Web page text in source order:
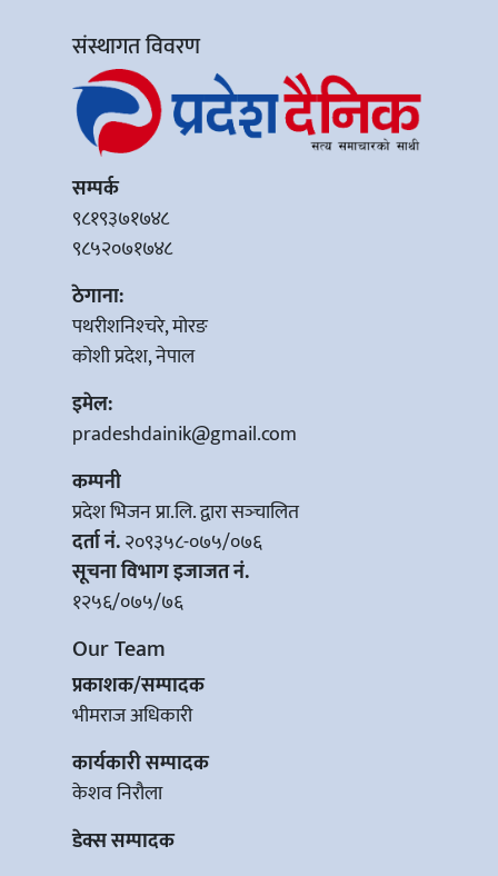
संस्थागत विवरण
सम्पर्क
९८१९३७१७४८
९८५२०७१७४८
ठेगाना:
पथरीशनिश्‍चरे, मोरङ
कोशी प्रदेश, नेपाल
इमेल:
pradeshdainik@gmail.com
कम्पनी
प्रदेश भिजन प्रा.लि. द्वारा सञ्‍चालित
दर्ता नं.२०९३५८-०७५/०७६
सूचना विभाग इजाजत नं.
१२५६/०७५/७६
Our Team
प्रकाशक/सम्पादक
भीमराज अधिकारी
कार्यकारी सम्पादक
केशव निरौला
डेक्स सम्पादक